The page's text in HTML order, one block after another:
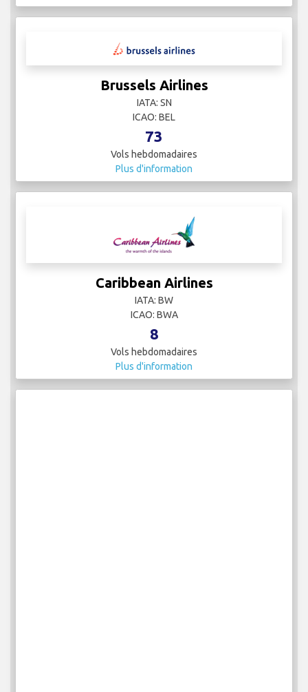
Brussels Airlines
IATA: SN
ICAO: BEL
73
Vols hebdomadaires
Plus d'information
Caribbean Airlines
IATA: BW
ICAO: BWA
8
Vols hebdomadaires
Plus d'information